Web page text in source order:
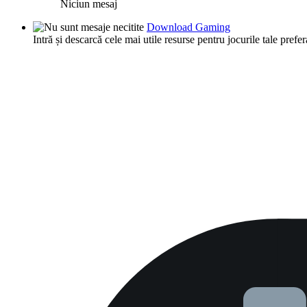
Niciun mesaj
Download Gaming
Intră și descarcă cele mai utile resurse pentru jocurile tale